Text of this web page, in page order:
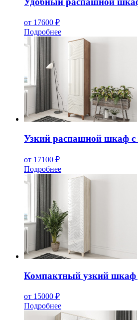
от 17600 ₽
Подробнее
Узкий распашной шкаф с
от 17100 ₽
Подробнее
Компактный узкий шкаф
от 15000 ₽
Подробнее